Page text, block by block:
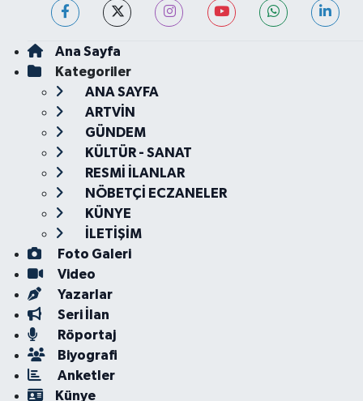
Ana Sayfa
Kategoriler
ANA SAYFA
ARTVİN
GÜNDEM
KÜLTÜR - SANAT
RESMİ İLANLAR
NÖBETÇİ ECZANELER
KÜNYE
İLETİŞİM
Foto Galeri
Video
Yazarlar
Seri İlan
Röportaj
Biyografi
Anketler
Künye